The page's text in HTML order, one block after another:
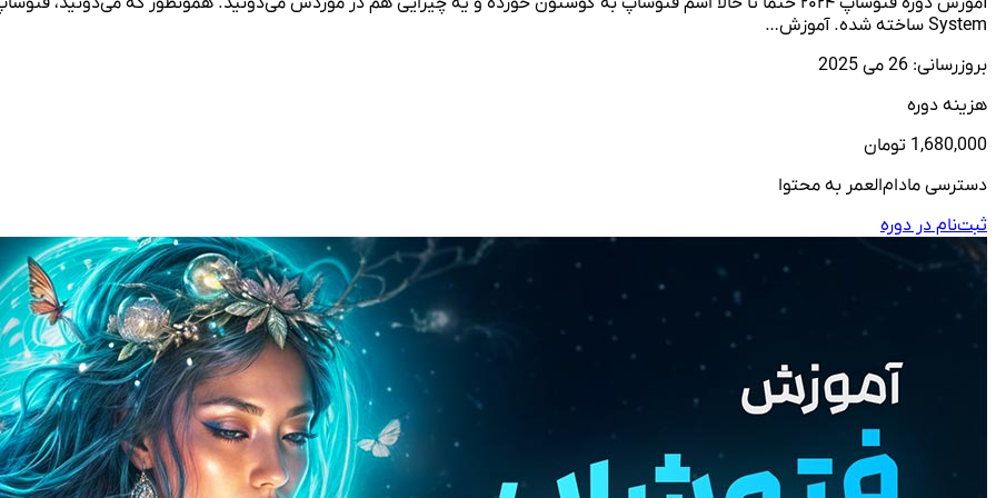
System ساخته شده. آموزش…
بروزرسانی: 26 می 2025
هزینه دوره
1,680,000 تومان
دسترسی مادام‌العمر به محتوا
ثبت‌نام در دوره